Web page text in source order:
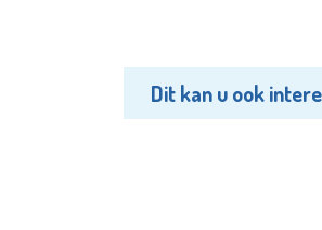
Dit kan u ook